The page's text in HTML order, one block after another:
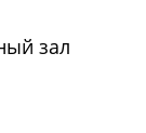
зал